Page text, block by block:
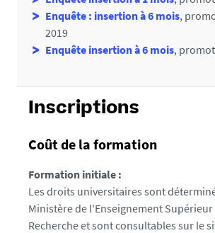
Enquête : insertion à 6 mois,
2019
Enquête insertion à 6 mois,
Inscriptions
Coût de la formation
Formation initiale :
Les droits universitaires sont
Ministère de l'Enseignement Supérieur
Recherche et sont consultables sur le